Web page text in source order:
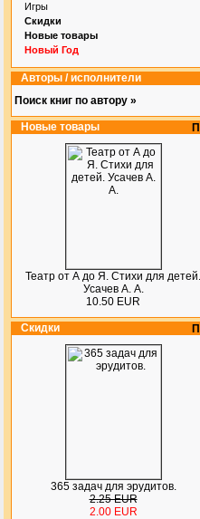
Игры
Скидки
Новые товары
Новый Год
Авторы / исполнители
Поиск книг по автору »
Новые товары
Театр от А до Я. Стихи для детей.
Усачев А. А.
10.50 EUR
Скидки
365 задач для эрудитов.
2.25 EUR
2.00 EUR